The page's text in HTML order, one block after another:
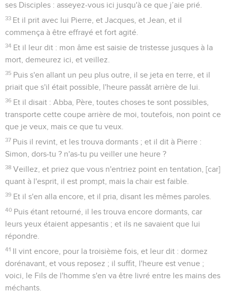
ses Disciples : asseyez-vous ici jusqu'à ce que j’aie prié.
33 Et il prit avec lui Pierre, et Jacques, et Jean, et il
commença à être effrayé et fort agité.
34 Et il leur dit : mon âme est saisie de tristesse jusques à la
mort, demeurez ici, et veillez.
35 Puis s'en allant un peu plus outre, il se jeta en terre, et il
priait que s'il était possible, l'heure passât arrière de lui.
36 Et il disait : Abba, Père, toutes choses te sont possibles,
transporte cette coupe arrière de moi, toutefois, non point ce
que je veux, mais ce que tu veux.
37 Puis il revint, et les trouva dormants ; et il dit à Pierre :
Simon, dors-tu ? n'as-tu pu veiller une heure ?
38 Veillez, et priez que vous n'entriez point en tentation, [car]
quant à l'esprit, il est prompt, mais la chair est faible.
39 Et il s'en alla encore, et il pria, disant les mêmes paroles.
40 Puis étant retourné, il les trouva encore dormants, car
leurs yeux étaient appesantis ; et ils ne savaient que lui
répondre.
41 Il vint encore, pour la troisième fois, et leur dit : dormez
dorénavant, et vous reposez ; il suffit, l'heure est venue ;
voici, le Fils de l'homme s'en va être livré entre les mains des
méchants.